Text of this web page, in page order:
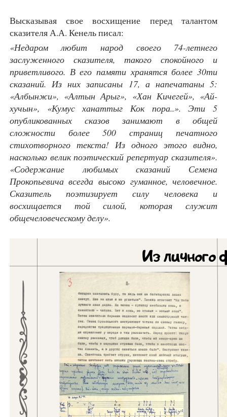
Высказывая свое восхищение перед талантом
сказителя А.А. Кенель писал:
«Недаром любит народ своего 74-летнего
заслуженного сказителя, такого спокойного и
приветливого. В его памяти хранятся более 30ти
сказаний. Из них записаны 17, а напечатаны 5:
«Албынжи», «Алтын Арыг», «Хан Кичегей», «Ай-
хучын», «Кумус ханаттыг Кок пора..». Эти 5
опубликованных сказов занимают в общей
сложности более 500 страниц печатного
стихотворного текста! Из одного этого видно,
насколько велик поэтический репертуар сказителя».
«Содержание любимых сказаний Семена
Прокопьевича всегда высоко гуманное, человечное.
Сказитель поэтизирует силу человека и
восхищается той силой, которая служит
общечеловеческому делу».